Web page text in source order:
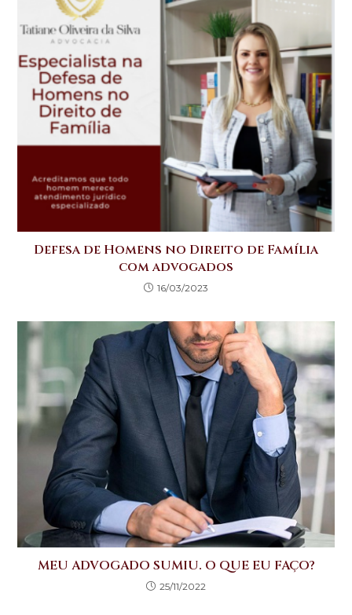
p o
k
Defesa de Homens no Direito de Família
com advogados
16/03/2023
MEU ADVOGADO SUMIU. O QUE EU FAÇO?
25/11/2022